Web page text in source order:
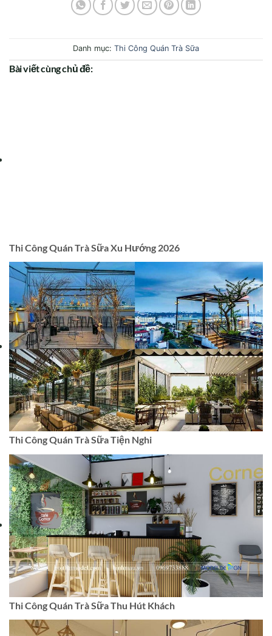
Danh mục: Thi Công Quán Trà Sữa
Bài viết cùng chủ đề:
Thi Công Quán Trà Sữa Xu Hướng 2026
Thi Công Quán Trà Sữa Tiện Nghi
Thi Công Quán Trà Sữa Thu Hút Khách